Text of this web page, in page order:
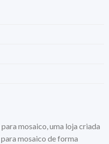
mosaico, uma loja criada
mosaico de forma